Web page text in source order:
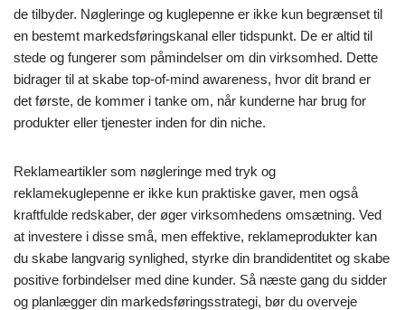
de tilbyder. Nøgleringe og kuglepenne er ikke kun begrænset til
en bestemt markedsføringskanal eller tidspunkt. De er altid til
stede og fungerer som påmindelser om din virksomhed. Dette
bidrager til at skabe top-of-mind awareness, hvor dit brand er
det første, de kommer i tanke om, når kunderne har brug for
produkter eller tjenester inden for din niche.
Reklameartikler som nøgleringe med tryk og
reklamekuglepenne er ikke kun praktiske gaver, men også
kraftfulde redskaber, der øger virksomhedens omsætning. Ved
at investere i disse små, men effektive, reklameprodukter kan
du skabe langvarig synlighed, styrke din brandidentitet og skabe
positive forbindelser med dine kunder. Så næste gang du sidder
og planlægger din markedsføringsstrategi, bør du overveje